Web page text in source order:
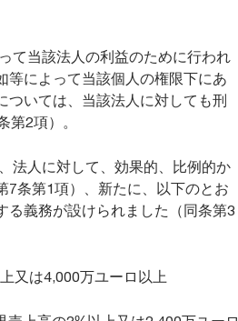
て当該法人の利益のために行われ
等によって当該個人の権限下にあ
ついては、当該法人に対しても刑
第2項）。
法人に対して、効果的、比例的か
7条第1項）、新たに、以下のとお
る義務が設けられました（同条第3
又は4,000万ユーロ以上